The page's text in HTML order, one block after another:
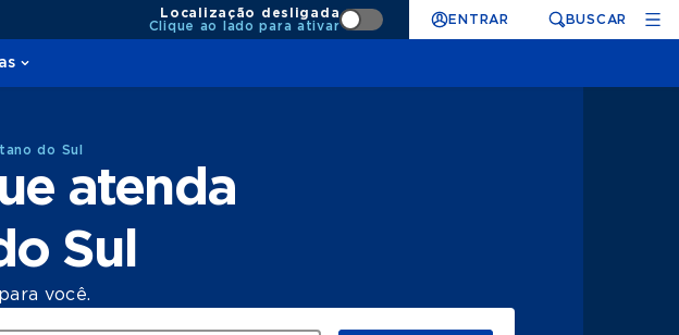
Localização desligada
Clique ao lado para ativar
ENTRAR BUSCAR
do Sul
atenda
Sul
você.